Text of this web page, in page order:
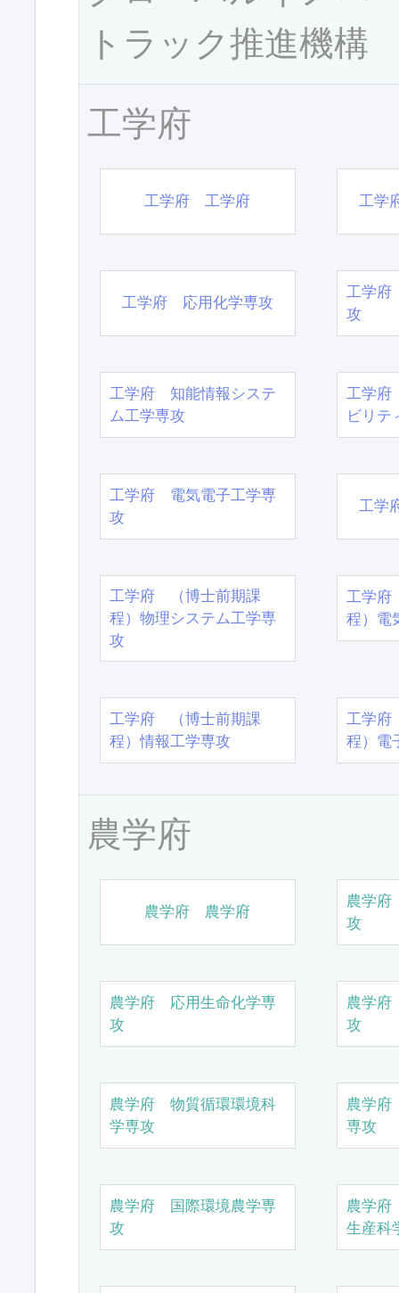
トラック推進機構
工学府
工学府 工学府 工学
工学府 応用化学専攻
工学府
攻
工学府 知能情報システ
ム工学専攻
工学府
ビリテ
工学府 電気電子工学専
攻
工学
工学府 （博士前期課
程）物理システム工学専
攻
工学
程）電
工学府 （博士前期課
程）情報工学専攻
工学
程）電
農学府
農学府 農学府
農学
攻
農学府 応用生命化学専
攻
農学
攻
農学府 物質循環環境科
学専攻
農学
専攻
農学府 国際環境農学専
攻
農学
生産科